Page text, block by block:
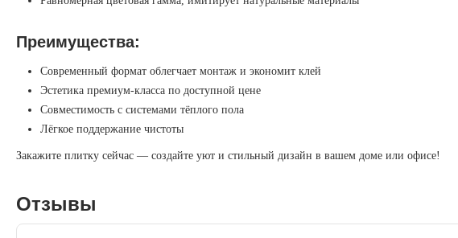
Преимущества:
Современный формат облегчает монтаж и экономит клей
Эстетика премиум-класса по доступной цене
Совместимость с системами тёплого пола
Лёгкое поддержание чистоты
Закажите плитку сейчас — создайте уют и стильный дизайн в вашем доме или офисе!
Отзывы